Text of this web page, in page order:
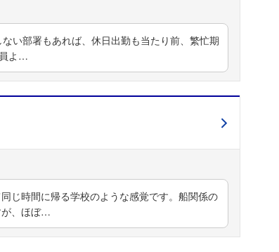
い部署もあれば、休日出勤も当たり前、繁忙期
よ…
じ時間に帰る学校のような感覚です。船関係の
が、ほぼ…